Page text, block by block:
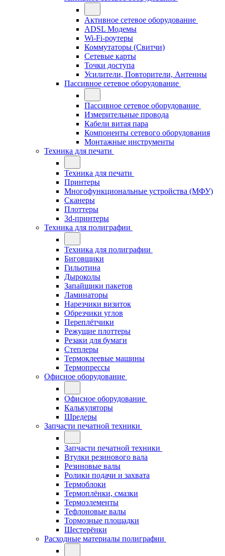
Активное сетевое оборудование
ADSL Модемы
Wi-Fi-роутеры
Коммутаторы (Свитчи)
Сетевые карты
Точки доступа
Усилители, Повторители, Антенны
Пассивное сетевое оборудование
Пассивное сетевое оборудование
Измерительные провода
Кабели витая пара
Компоненты сетевого оборудования
Монтажные инструменты
Техника для печати
Техника для печати
Принтеры
Многофункциональные устройства (МФУ)
Сканеры
Плоттеры
3d-принтеры
Техника для полиграфии
Техника для полиграфии
Биговщики
Гильотина
Дыроколы
Запайщики пакетов
Ламинаторы
Нарезчики визиток
Обрезчики углов
Переплётчики
Режущие плоттеры
Резаки для бумаги
Степлеры
Термоклеевые машины
Термопрессы
Офисное оборудование
Офисное оборудование
Калькуляторы
Шредеры
Запчасти печатной техники
Запчасти печатной техники
Втулки резинового вала
Резиновые валы
Ролики подачи и захвата
Термоблоки
Термоплёнки, смазки
Термоэлементы
Тефлоновые валы
Тормозные площадки
Шестерёнки
Расходные материалы полиграфии